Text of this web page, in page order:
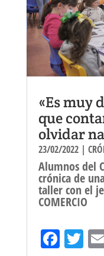
«Es muy
que
olvidar
23/02/2022|
Alumnos del
crónica de
taller con el
COMERCIO
Fa T